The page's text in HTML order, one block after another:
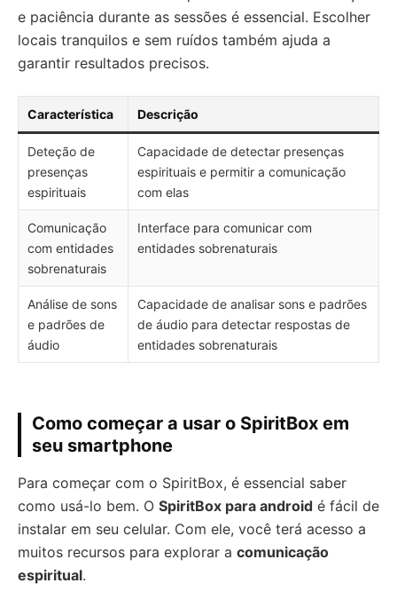
e paciência durante as sessões é essencial. Escolher
locais tranquilos e sem ruídos também ajuda a
garantir resultados precisos.
Característica Descrição
Deteção de
presenças
espirituais
Capacidade de detectar presenças
espirituais e permitir a comunicação
com elas
Comunicação
com entidades
sobrenaturais
Interface para comunicar com
entidades sobrenaturais
Análise de sons
e padrões de
áudio
Capacidade de analisar sons e padrões
de áudio para detectar respostas de
entidades sobrenaturais
Como começar a usar o SpiritBox em
seu smartphone
Para começar com o SpiritBox, é essencial saber
como usá-lo bem. O SpiritBox para android é fácil de
instalar em seu celular. Com ele, você terá acesso a
muitos recursos para explorar a comunicação
espiritual.